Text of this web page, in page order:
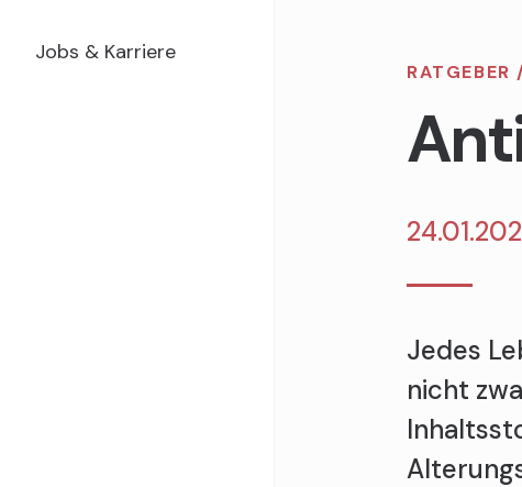
Jobs & Karriere
RATGEBER
Jedes
nicht